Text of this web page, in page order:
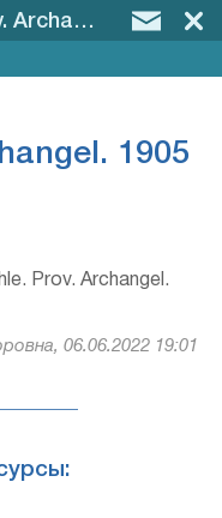
1905
1905
Prov. Archangel.
06.06.2022 19:01